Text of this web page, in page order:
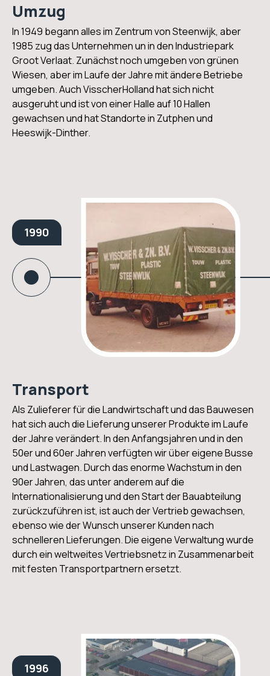
Umzug
In 1949 begann alles im Zentrum von Steenwijk, aber
1985 zug das Unternehmen un in den Industriepark
Groot Verlaat. Zunächst noch umgeben von grünen
Wiesen, aber im Laufe der Jahre mit ändere Betriebe
umgeben. Auch VisscherHolland hat sich nicht
ausgeruht und ist von einer Halle auf 10 Hallen
gewachsen und hat Standorte in Zutphen und
Heeswijk-Dinther.
1990
Transport
Als Zulieferer für die Landwirtschaft und das Bauwesen
hat sich auch die Lieferung unserer Produkte im Laufe
der Jahre verändert. In den Anfangsjahren und in den
50er und 60er Jahren verfügten wir über eigene Busse
und Lastwagen. Durch das enorme Wachstum in den
90er Jahren, das unter anderem auf die
Internationalisierung und den Start der Bauabteilung
zurückzuführen ist, ist auch der Vertrieb gewachsen,
ebenso wie der Wunsch unserer Kunden nach
schnelleren Lieferungen. Die eigene Verwaltung wurde
durch ein weltweites Vertriebsnetz in Zusammenarbeit
mit festen Transportpartnern ersetzt.
1996